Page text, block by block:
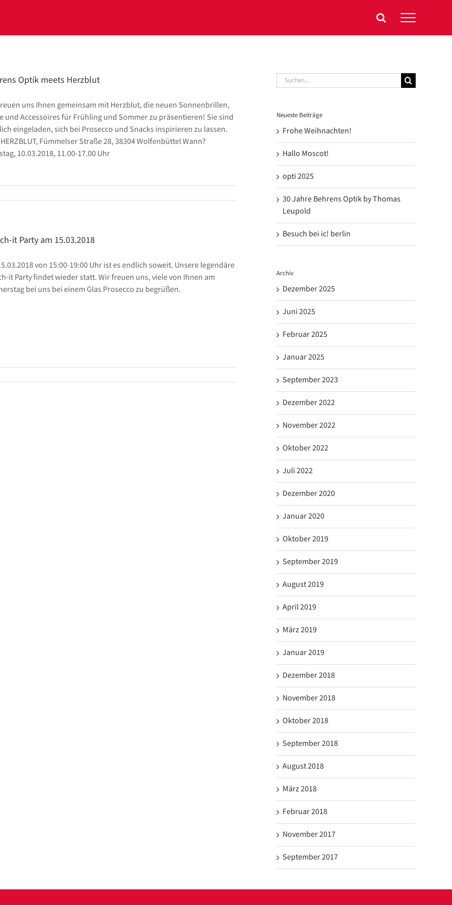
Optik meets Herzblut
uns Ihnen gemeinsam mit Herzblut, die neuen Sonnenbrillen,
und Accessoires für Frühling und Sommer zu präsentieren! Sie sind
eingeladen, sich bei Prosecco und Snacks inspirieren zu lassen.
Fümmelser Straße 28, 38304 Wolfenbüttel Wann?
10.03.2018, 11.00-17.00 Uhr
it Party am 15.03.2018
von 15:00-19:00 Uhr ist es endlich soweit. Unsere legendäre
it Party findet wieder statt. Wir freuen uns, viele von Ihnen am
bei uns bei einem Glas Prosecco zu begrüßen.
Suche
nach:
Neueste Beiträge
Frohe Weihnachten!
Hallo Moscot!
opti 2025
30 Jahre Behrens Optik by Thomas
Leupold
Besuch bei ic! berlin
Archiv
Dezember 2025
Juni 2025
Februar 2025
Januar 2025
September 2023
Dezember 2022
November 2022
Oktober 2022
Juli 2022
Dezember 2020
Januar 2020
Oktober 2019
September 2019
August 2019
April 2019
März 2019
Januar 2019
Dezember 2018
November 2018
Oktober 2018
September 2018
August 2018
März 2018
Februar 2018
November 2017
September 2017